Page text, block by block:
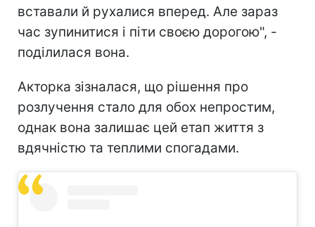
вставали й рухалися вперед. Але зараз
час зупинитися і піти своєю дорогою", -
поділилася вона.
Акторка зізналася, що рішення про
розлучення стало для обох непростим,
однак вона залишає цей етап життя з
вдячністю та теплими спогадами.